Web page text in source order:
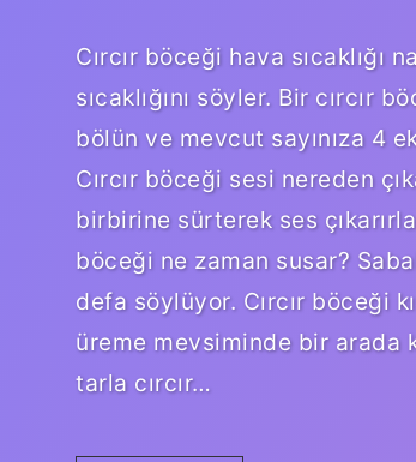
Cırcır böceği hava sıcaklığı
sıcaklığını söyler. Bir cırcır
bölün ve mevcut sayınıza 4
Cırcır böceği sesi nereden
birbirine sürterek ses
böceği ne zaman susar?
defa söylüyor. Cırcır böceği
üreme mevsiminde bir arada
tarla cırcır…